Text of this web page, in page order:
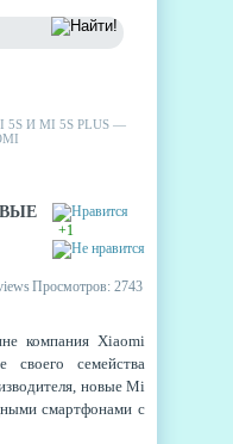
5S И MI 5S PLUS —
+1
Просмотров: 2743
компания Xiaomi
своего семейства
новые Mi
смартфонами с